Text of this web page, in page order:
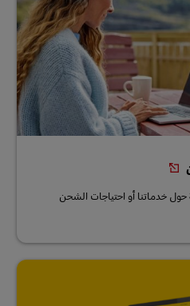
حول خدماتنا أو احتياجات الشحن